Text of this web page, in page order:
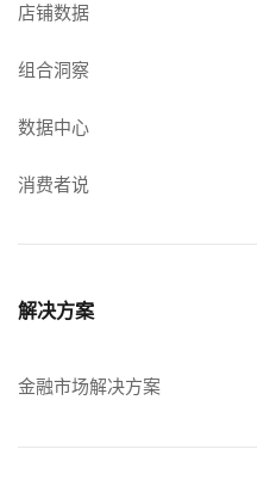
店铺数据
组合洞察
数据中心
消费者说
解决方案
金融市场解决方案